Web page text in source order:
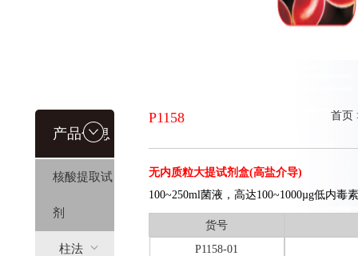
产品信息
核酸提取试
剂
柱法
P1158 首页
无内质粒大提试剂盒(高盐介导)
100~250ml菌液，高达100~1000µg低内毒
货号
P1158-01